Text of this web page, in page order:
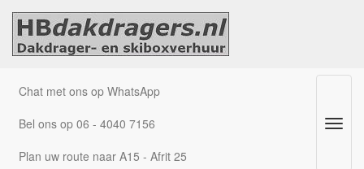
Chat met ons op WhatsApp
Bel ons op 06 - 4040 7156
Plan uw route naar A15 - Afrit 25
Menu